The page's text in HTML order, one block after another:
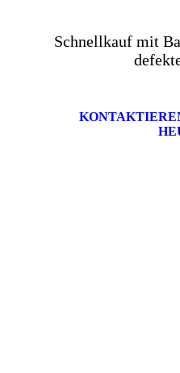
Schnellkauf mit